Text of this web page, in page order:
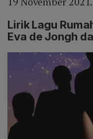
Lirik Lagu
Eva de Jongh